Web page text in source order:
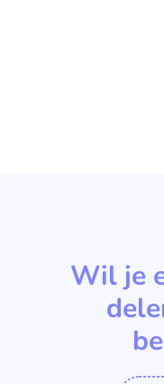
Wil je